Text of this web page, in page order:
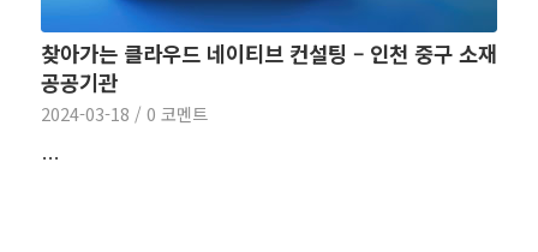
찾아가는 클라우드 네이티브 컨설팅 – 인천 중구 소재
공공기관
2024-03-18 / 0 코멘트
…